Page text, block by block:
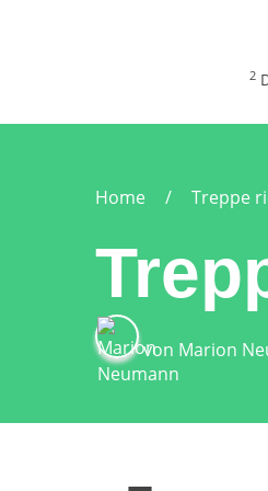
2
Home Treppe
von Marion